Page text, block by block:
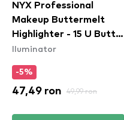
NYX Professional
Makeup Buttermelt
Highlighter - 15 U Butta
Werk
Iluminator
-5%
47,49 ron 49,99 ron